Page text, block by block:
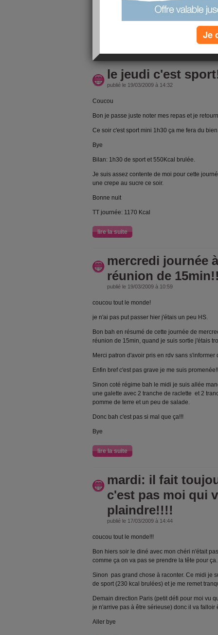
Donc il va falloir se motiver!!!
le jeudi c'est
publié le 19/03/2009 à 14:32
Coucou
Bon je passe juste noter mes repas et je
Ce soir c'est sport mini 1h30 ça me fera du
Bye
Bilan: 1h30 de sport et 550Kcal brulée.
Je suis assez contente de moi pour cette
une crepe au sucre ce soir.
Bonne nuit
TT journée: 1170 Kcal
lire la suite
mercredi journée
réunion de
publié le 19/03/2009 à 10:59
coucou tout le monde!
je n'ai pas put passer hier j'étais un peu HS.
Bon bah en résumé de cette journée de
réunion de 15min, quand je suis sortie j'étais
Merci patron d'avoir pris en rdv sans s'informer
Enfin bref c'est pas grave je me suis
Sinon coté régime bah le midi je suis allée
une galette avec 2 tranche de raclette et 2
pomme de terre et un peu de salade.
Donc bah c'est pas si mal que ça!!!
Bye
lire la suite
mardi: il fait
c'est pas moi qui
plaindre!!!!
publié le 17/03/2009 à 14:44
coucou tout le monde!!!
Bon hiers soir le diné avec mon chéri n'était
comme ça on va pas se prendre la tête pour ça.
Sinon pas grand chose à raconter. Ce midi je
de sport (230 kcal brulées) et je me remet
Demain direction Paris (petit défi pour moi vu
je n'arrive pas à être sérieuse) donc il va falloir
Aller bye
Je